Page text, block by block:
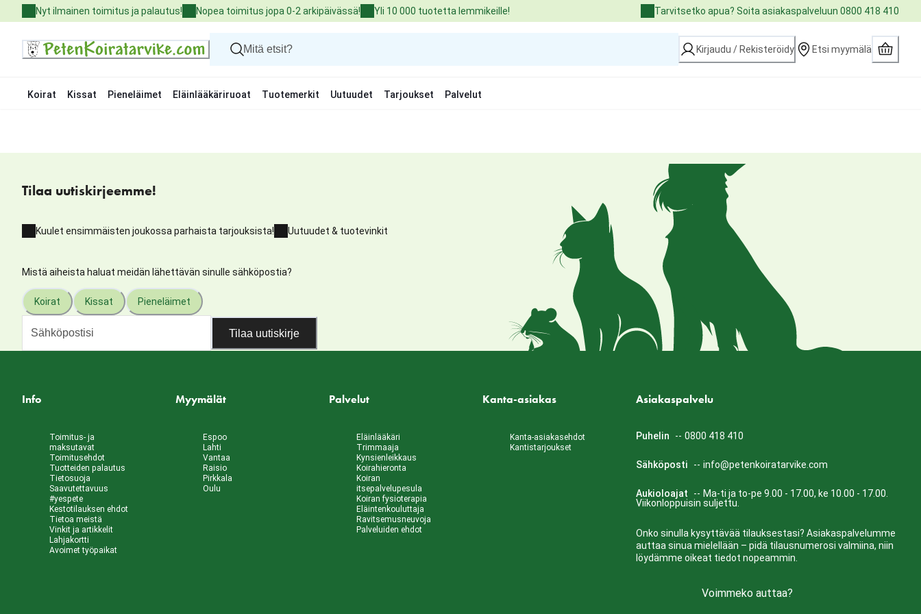
to
Nyt ilmainen toimitus ja palautus! Nopea toimitus jopa 0-2 arkipäivässä! Yli 10 000 tuotetta lemmikeille! Tarvitsetko apua? Soita asiakaspalveluun 0800 418 410
Kirjaudu / Rekisteröidy Etsi myymälä
Koirat Kissat Pieneläimet Eläinlääkäriruoat Tuotemerkit Uutuudet Tarjoukset Palvelut
Pieneläimet
Uutuudet
Palvelut
Tilaa uutiskirjeemme!
Kuulet ensimmäisten joukossa parhaista tarjouksista! Uutuudet & tuotevinkit
Mistä aiheista haluat meidän lähettävän sinulle sähköpostia?
Koirat Kissat Pieneläimet
Tilaa uutiskirje
Info
Toimitus- ja
maksutavat
Toimitusehdot
Tuotteiden palautus
Tietosuoja
Saavutettavuus
#yespete
Kestotilauksen ehdot
Tietoa meistä
Vinkit ja artikkelit
Lahjakortti
Avoimet työpaikat
Myymälät
Espoo
Lahti
Vantaa
Raisio
Pirkkala
Oulu
Palvelut
Eläinlääkäri
Trimmaaja
Kynsienleikkaus
Koirahieronta
Koiran
itsepalvelupesula
Koiran fysioterapia
Eläintenkouluttaja
Ravitsemusneuvoja
Palveluiden ehdot
Kanta-asiakas
Kanta-asiakasehdot
Kantistarjoukset
Asiakaspalvelu
Puhelin -- 0800 418 410
Sähköposti -- info@petenkoiratarvike.com
Aukioloajat -- Ma-ti ja to-pe 9.00 - 17.00, ke 10.00 - 17.00.
Viikonloppuisin suljettu.
Onko sinulla kysyttävää tilauksestasi? Asiakaspalvelumme
auttaa sinua mielellään – pidä tilausnumerosi valmiina, niin
löydämme oikeat tiedot nopeammin.
Voimmeko auttaa?